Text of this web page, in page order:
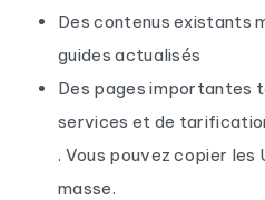
Des contenus existants
guides actualisés
Des pages importantes
services et de
. Vous pouvez copier les
masse.